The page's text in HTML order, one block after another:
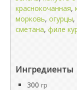
краснокочанная,
морковь, огурцы,
сметана, филе
Ингредиенты
300 гр